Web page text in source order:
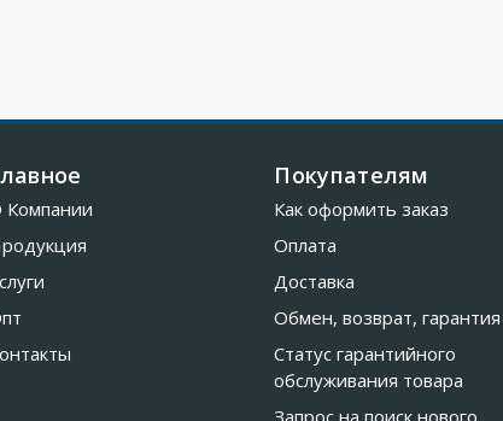
Компании
Покупателям
Как оформить заказ
Оплата
Доставка
Обмен, возврат, гарантия
Статус гарантийного
обслуживания товара
Запрос на поиск нового